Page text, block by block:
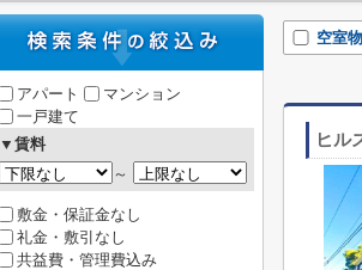
空室
ヒル
アパート
マンション
一戸建て
▼賃料
～
敷金・保証金なし
礼金・敷引なし
共益費・管理費込み